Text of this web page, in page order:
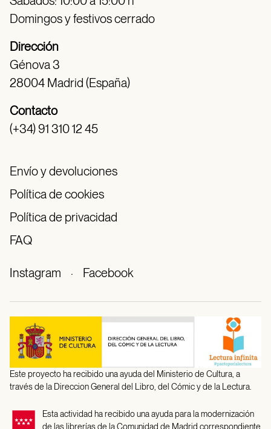
Domingos y festivos cerrado
Dirección
Génova 3
28004 Madrid (España)
Contacto
(+34) 91 310 12 45
Envío y devoluciones
Política de cookies
Política de privacidad
FAQ
Instagram · Facebook
Este proyecto ha recibido una ayuda del Ministerio de Cultura, a
través de la Direccion General del Libro, del Cómic y de la Lectura.
Esta actividad ha recibido una ayuda para la modernización
de las librerías de la Comunidad de Madrid correspondiente